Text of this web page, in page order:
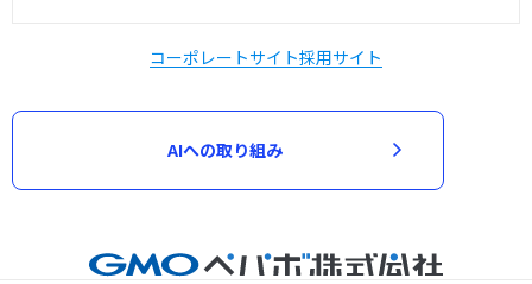
コーポレートサイト採用サイト
AIへの取り組み